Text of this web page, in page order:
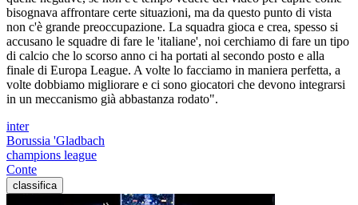
bisognava affrontare certe situazioni, ma da questo punto di vista
non c'è grande preoccupazione. La squadra gioca e crea, spesso si
accusano le squadre di fare le 'italiane', noi cerchiamo di fare un tipo
di calcio che lo scorso anno ci ha portati al secondo posto e alla
finale di Europa League. A volte lo facciamo in maniera perfetta, a
volte dobbiamo migliorare e ci sono giocatori che devono integrarsi
in un meccanismo già abbastanza rodato".
inter
Borussia 'Gladbach
champions league
Conte
classifica